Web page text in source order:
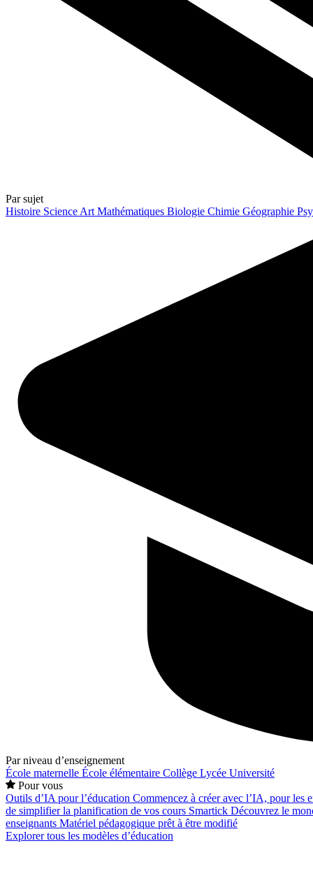
Par sujet
Histoire Science Art Mathématiques Biologie Chimie Géographie
Par niveau d’enseignement
École maternelle École élémentaire Collège Lycée Université
Pour vous
Outils d’IA pour l’éducation Commencez à créer avec l’IA, pour les
de simplifier la planification de vos cours Smartick Découvrez le
enseignants Matériel pédagogique prêt à être modifié
Explorer tous les modèles d’éducation